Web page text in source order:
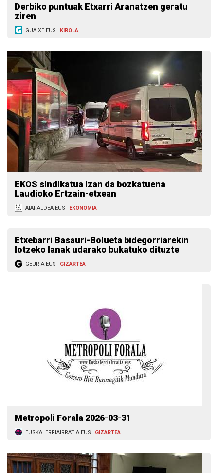
Derbiko puntuak Etxarri Aranatzen geratu
ziren
GUAIXE.EUS KIROLA
EKOS sindikatua izan da bozkatuena
Laudioko Ertzain-etxean
AIARALDEA.EUS EKONOMIA
Etxebarri Basauri-Bolueta bidegorriarekin
lotzeko lanak udarako bukatuko dituzte
GEURIA.EUS GIZARTEA
Metropoli Forala 2026-03-31
EUSKALERRIAIRRATIA.EUS GIZARTEA